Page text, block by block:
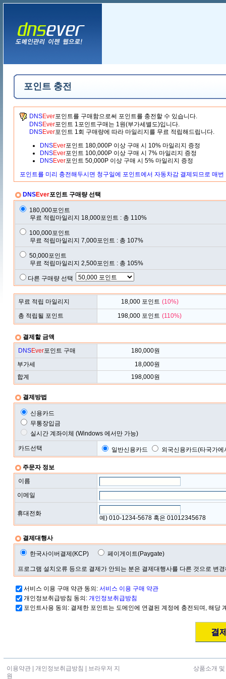
포인트 충전
DNSEver포인트를 구매함으로써 포인트를 충전할 수 있습니다.
DNSEver포인트 1포인트구매는 1원(부가세별도)입니다.
DNSEver포인트 1회 구매량에 따라 마일리지를 무료 적립해드립니다.
DNSEver포인트 180,000P 이상 구매 시 10% 마일리지 증정
DNSEver포인트 100,000P 이상 구매 시 7% 마일리지 증정
DNSEver포인트 50,000P 이상 구매 시 5% 마일리지 증정
포인트를 미리 충전해두시면 청구일에 포인트에서 자동차감 결제되므로 매
DNSEver포인트 구매량 선택
180,000포인트
무료 적립마일리지 18,000포인트 : 총 110%
100,000포인트
무료 적립마일리지 7,000포인트 : 총 107%
50,000포인트
무료 적립마일리지 2,500포인트 : 총 105%
다른 구매량 선택
무료 적립 마일리지 18,000 포인트 (10%)
총 적립될 포인트
198,000 포인트 (110%)
결제할 금액
DNSEver포인트 구매 180,000원
부가세
18,000원
합계
198,000원
결제방법
신용카드
무통장입금
실시간 계좌이체 (Windows 에서만 가능)
카드선택 일반신용카드 외국신용카드(타국가에
주문자 정보
이름
이메일
휴대전화
예) 010-1234-5678 혹은 01012345678
결제대행사
한국사이버결제(KCP) 페이게이트(Paygate)
프로그램 설치오류 등으로 결제가 안되는 분은 결제대행사를 다른 것으로 변
서비스 이용 구매 약관 동의: 서비스 이용 구매 약관
개인정보취급방침 동의: 개인정보취급방침
포인트사용 동의: 결제한 포인트는 도메인에 연결된 계정에 충전되며, 해당
이용약관 개인정보취급방침
브라우저 지
원
상품소개